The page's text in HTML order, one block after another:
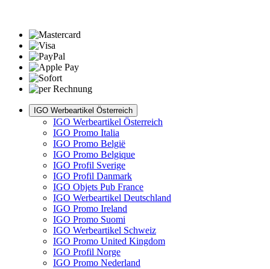
IGO Werbeartikel Österreich
IGO Werbeartikel Österreich
IGO Promo Italia
IGO Promo België
IGO Promo Belgique
IGO Profil Sverige
IGO Profil Danmark
IGO Objets Pub France
IGO Werbeartikel Deutschland
IGO Promo Ireland
IGO Promo Suomi
IGO Werbeartikel Schweiz
IGO Promo United Kingdom
IGO Profil Norge
IGO Promo Nederland